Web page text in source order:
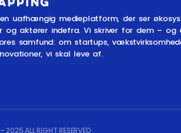
uafhængig medieplatform, der ser
og aktører indefra. Vi skriver for dem – og
samfund: om startups,
vi skal leve af.
2025 ALL RIGHT RESERVED